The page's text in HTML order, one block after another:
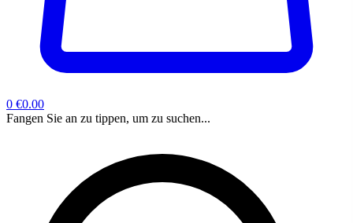
0 €0.00
Fangen Sie an zu tippen, um zu suchen...